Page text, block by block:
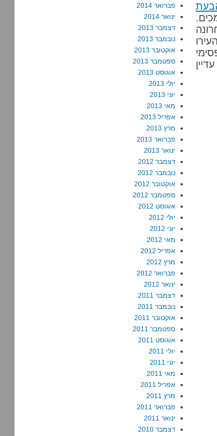
האחרונה
פברואר 2014
ינואר 2014
דצמבר 2013
נובמבר 2013
אוקטובר 2013
ספטמבר 2013
אוגוסט 2013
יולי 2013
יוני 2013
מאי 2013
אפריל 2013
מרץ 2013
פברואר 2013
ינואר 2013
דצמבר 2012
נובמבר 2012
אוקטובר 2012
ספטמבר 2012
אוגוסט 2012
יולי 2012
יוני 2012
מאי 2012
אפריל 2012
מרץ 2012
פברואר 2012
ינואר 2012
דצמבר 2011
נובמבר 2011
אוקטובר 2011
ספטמבר 2011
אוגוסט 2011
יולי 2011
יוני 2011
מאי 2011
אפריל 2011
מרץ 2011
פברואר 2011
ינואר 2011
דצמבר 2010